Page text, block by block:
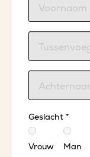
Geslacht *
Vrouw Man